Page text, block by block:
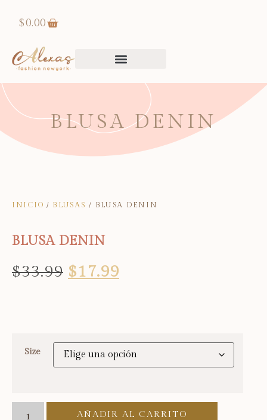
$0.00
BLUSA DENIN
INICIO / BLUSAS / BLUSA DENIN
BLUSA DENIN
$33.99 $17.99
Size
AÑADIR AL CARRITO